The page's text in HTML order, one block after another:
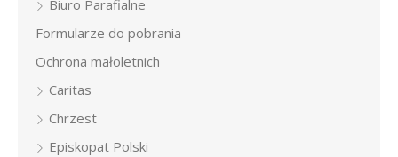
Biuro Parafialne
Formularze do pobrania
Ochrona małoletnich
Caritas
Chrzest
Episkopat Polski